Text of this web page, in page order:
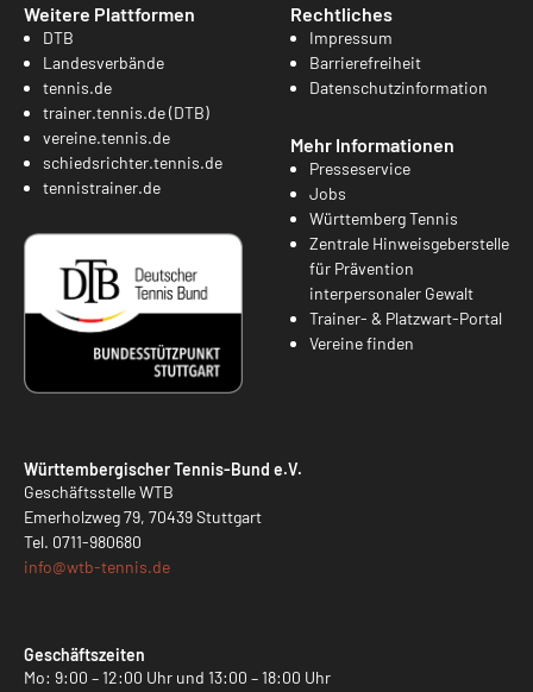
Weitere Plattformen
DTB
Landesverbände
tennis.de
trainer.tennis.de (DTB)
vereine.tennis.de
schiedsrichter.tennis.de
tennistrainer.de
Rechtliches
Impressum
Barrierefreiheit
Datenschutzinformation
Mehr Informationen
Presseservice
Jobs
Württemberg Tennis
Zentrale Hinweisgeberstelle
für Prävention
interpersonaler Gewalt
Trainer- & Platzwart-Portal
Vereine finden
Württembergischer Tennis-Bund e.V.
Geschäftsstelle WTB
Emerholzweg 79, 70439 Stuttgart
Tel. 0711-980680
info@wtb-tennis.de
Geschäftszeiten
Mo: 9:00 – 12:00 Uhr und 13:00 – 18:00 Uhr